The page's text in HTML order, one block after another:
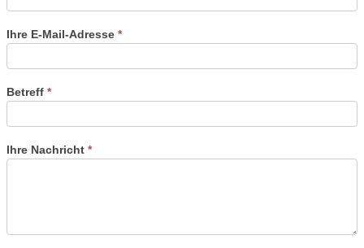
Ihre E-Mail-Adresse *
Betreff *
Ihre Nachricht *